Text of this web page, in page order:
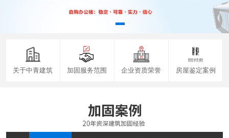
关于中青建筑 加固服务范围 企业资质荣誉 房屋鉴定案例